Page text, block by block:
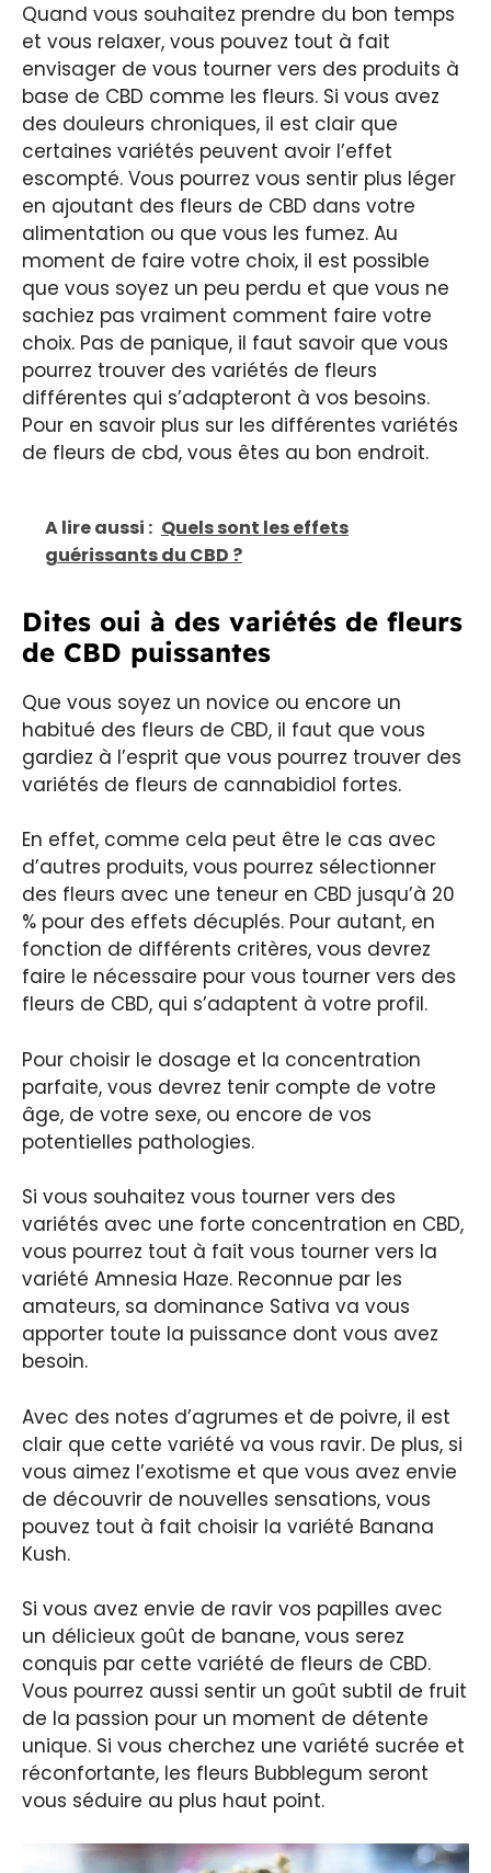
Quand vous souhaitez prendre du bon temps
et vous relaxer, vous pouvez tout à fait
envisager de vous tourner vers des produits à
base de CBD comme les fleurs. Si vous avez
des douleurs chroniques, il est clair que
certaines variétés peuvent avoir l’effet
escompté. Vous pourrez vous sentir plus léger
en ajoutant des fleurs de CBD dans votre
alimentation ou que vous les fumez. Au
moment de faire votre choix, il est possible
que vous soyez un peu perdu et que vous ne
sachiez pas vraiment comment faire votre
choix. Pas de panique, il faut savoir que vous
pourrez trouver des variétés de fleurs
différentes qui s’adapteront à vos besoins.
Pour en savoir plus sur les différentes variétés
de fleurs de cbd, vous êtes au bon endroit.
A lire aussi : Quels sont les effets
guérissants du CBD ?
Dites oui à des variétés de fleurs
de CBD puissantes
Que vous soyez un novice ou encore un
habitué des fleurs de CBD, il faut que vous
gardiez à l’esprit que vous pourrez trouver des
variétés de fleurs de cannabidiol fortes.
En effet, comme cela peut être le cas avec
d’autres produits, vous pourrez sélectionner
des fleurs avec une teneur en CBD jusqu’à 20
% pour des effets décuplés. Pour autant, en
fonction de différents critères, vous devrez
faire le nécessaire pour vous tourner vers des
fleurs de CBD, qui s’adaptent à votre profil.
Pour choisir le dosage et la concentration
parfaite, vous devrez tenir compte de votre
âge, de votre sexe, ou encore de vos
potentielles pathologies.
Si vous souhaitez vous tourner vers des
variétés avec une forte concentration en CBD,
vous pourrez tout à fait vous tourner vers la
variété Amnesia Haze. Reconnue par les
amateurs, sa dominance Sativa va vous
apporter toute la puissance dont vous avez
besoin.
Avec des notes d’agrumes et de poivre, il est
clair que cette variété va vous ravir. De plus, si
vous aimez l’exotisme et que vous avez envie
de découvrir de nouvelles sensations, vous
pouvez tout à fait choisir la variété Banana
Kush.
Si vous avez envie de ravir vos papilles avec
un délicieux goût de banane, vous serez
conquis par cette variété de fleurs de CBD.
Vous pourrez aussi sentir un goût subtil de fruit
de la passion pour un moment de détente
unique. Si vous cherchez une variété sucrée et
réconfortante, les fleurs Bubblegum seront
vous séduire au plus haut point.